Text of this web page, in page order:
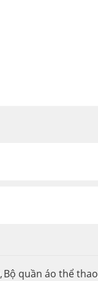
,Bộ quần áo thể thao